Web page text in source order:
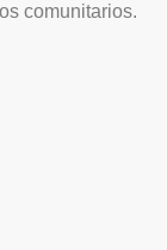
comunitarios.